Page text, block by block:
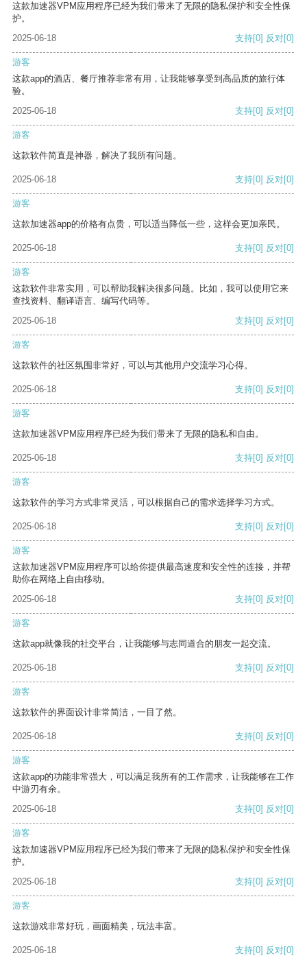
这款加速器VPM应用程序已经为我们带来了无限的隐私保护和安全性保
护。
2025-06-18
支持[0] 反对[0]
游客
这款app的酒店、餐厅推荐非常有用，让我能够享受到高品质的旅行体
验。
2025-06-18
支持[0] 反对[0]
游客
这款软件简直是神器，解决了我所有问题。
2025-06-18 支持[0] 反对[0]
游客
这款加速器app的价格有点贵，可以适当降低一些，这样会更加亲民。
2025-06-18 支持[0] 反对[0]
游客
这款软件非常实用，可以帮助我解决很多问题。比如，我可以使用它来
查找资料、翻译语言、编写代码等。
2025-06-18
支持[0] 反对[0]
游客
这款软件的社区氛围非常好，可以与其他用户交流学习心得。
2025-06-18 支持[0] 反对[0]
游客
这款加速器VPM应用程序已经为我们带来了无限的隐私和自由。
2025-06-18 支持[0] 反对[0]
游客
这款软件的学习方式非常灵活，可以根据自己的需求选择学习方式。
2025-06-18 支持[0] 反对[0]
游客
这款加速器VPM应用程序可以给你提供最高速度和安全性的连接，并帮
助你在网络上自由移动。
2025-06-18
支持[0] 反对[0]
游客
这款app就像我的社交平台，让我能够与志同道合的朋友一起交流。
2025-06-18 支持[0] 反对[0]
游客
这款软件的界面设计非常简洁，一目了然。
2025-06-18 支持[0] 反对[0]
游客
这款app的功能非常强大，可以满足我所有的工作需求，让我能够在工作
中游刃有余。
2025-06-18
支持[0] 反对[0]
游客
这款加速器VPM应用程序已经为我们带来了无限的隐私保护和安全性保
护。
2025-06-18
支持[0] 反对[0]
游客
这款游戏非常好玩，画面精美，玩法丰富。
2025-06-18 支持[0] 反对[0]